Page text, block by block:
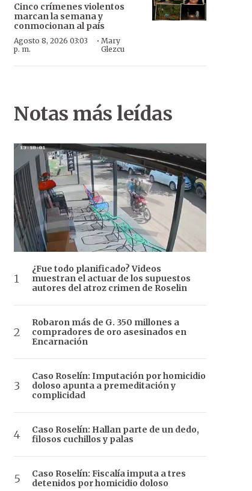
Cinco crímenes violentos
marcan la semana y
conmocionan al país
Agosto 8, 2026 03:03
p. m.
·Mary
Glezcu
Notas más leídas
¿Fue todo planificado? Videos
muestran el actuar de los supuestos
autores del atroz crimen de Roselin
Robaron más de G. 350 millones a
compradores de oro asesinados en
Encarnación
Caso Roselín: Imputación por homicidio
doloso apunta a premeditación y
complicidad
Caso Roselín: Hallan parte de un dedo,
filosos cuchillos y palas
Caso Roselín: Fiscalía imputa a tres
detenidos por homicidio doloso